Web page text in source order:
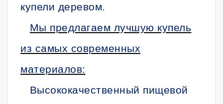
купели деревом.
Мы предлагаем лучшую купель
из самых современных
материалов:
Высококачественный пищевой